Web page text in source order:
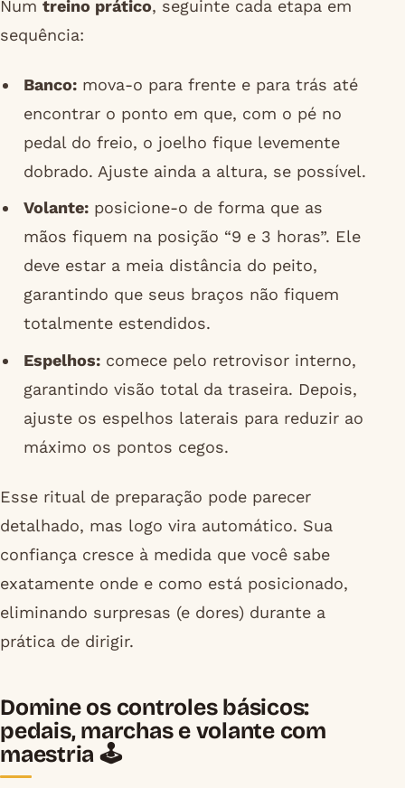
Num treino prático, seguinte cada etapa em
sequência:
Banco:mova-o para frente e para trás até
encontrar o ponto em que, com o pé no
pedal do freio, o joelho fique levemente
dobrado. Ajuste ainda a altura, se possível.
Volante:posicione-o de forma que as
mãos fiquem na posição “9 e 3 horas”. Ele
deve estar a meia distância do peito,
garantindo que seus braços não fiquem
totalmente estendidos.
Espelhos:comece pelo retrovisor interno,
garantindo visão total da traseira. Depois,
ajuste os espelhos laterais para reduzir ao
máximo os pontos cegos.
Esse ritual de preparação pode parecer
detalhado, mas logo vira automático. Sua
confiança cresce à medida que você sabe
exatamente onde e como está posicionado,
eliminando surpresas (e dores) durante a
prática de dirigir.
Domine os controles básicos:
pedais, marchas e volante com
maestria 🕹️